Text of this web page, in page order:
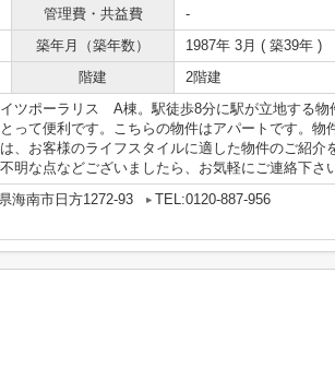
管理費・共益費
-
築年月（築年数）
1987年 3月 ( 築39年 )
階建 2階建
ツポーラリス A棟。駅徒歩8分に駅が立地する物
って便利です。こちらの物件はアパートです。物
、お客様のライフスタイルに適した物件のご紹介
明な点などございましたら、お気軽にご連絡下さ
海南市日方1272-93
TEL:0120-887-956